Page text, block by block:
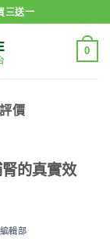
三送一
0
價
的真實效
輯部